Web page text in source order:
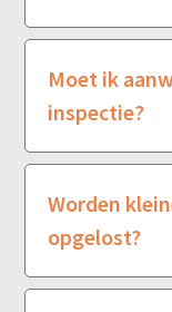
Moet ik
inspectie?
Worden
opgelost?